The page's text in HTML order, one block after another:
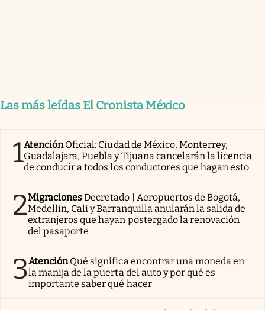
Las más leídas El Cronista México
1AtenciónOficial: Ciudad de México, Monterrey,
Guadalajara, Puebla y Tijuana cancelarán la licencia
de conducir a todos los conductores que hagan esto
2MigracionesDecretado | Aeropuertos de Bogotá,
Medellín, Cali y Barranquilla anularán la salida de
extranjeros que hayan postergado la renovación
del pasaporte
3AtenciónQué significa encontrar una moneda en
la manija de la puerta del auto y por qué es
importante saber qué hacer